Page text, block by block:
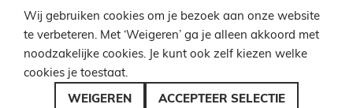
KLANTENCENTRUM
INFO
BEL ONS
Wij gebruiken cookies om je bezoek aan onze website
te verbeteren. Met ‘Weigeren’ ga je alleen akkoord met
noodzakelijke cookies. Je kunt ook zelf kiezen welke
cookies je toestaat.
WEIGEREN
ACCEPTEER SELECTIE